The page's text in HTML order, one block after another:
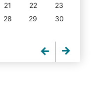
21 22
23
28 29
30